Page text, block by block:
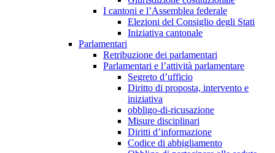
I cantoni e l’Assemblea federale
Elezioni del Consiglio degli Stati
Iniziativa cantonale
Parlamentari
Retribuzione dei parlamentari
Parlamentari e l’attività parlamentare
Segreto d’ufficio
Diritto di proposta, intervento e
iniziativa
obbligo-di-ricusazione
Misure disciplinari
Diritti d’informazione
Codice di abbigliamento